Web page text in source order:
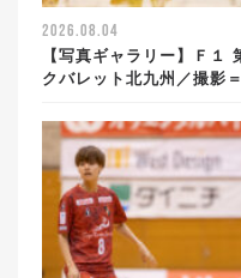
2026.08.04
【写真ギャラリー】Ｆ
クバレット北九州／撮影